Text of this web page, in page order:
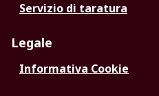
Servizio di taratura
Legale
Informativa Cookie